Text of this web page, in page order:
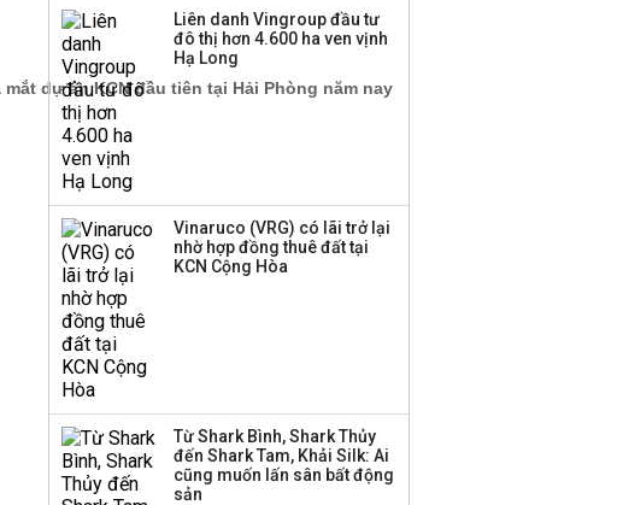
Sau nhịp điều chỉnh
mạnh, CTCK nhìn thấy
cơ hội ở nhóm cổ phiếu
nào?
thanh lý toàn bộ cửa
hàng
Công ty 100 tỷ của
Huấn Hoa Hồng bỗng
dưng ‘biến mất’, một
Liên danh Vingroup đầu tư
đô thị hơn 4.600 ha ven vịnh
Hạ Long
Vinaruco (VRG) có lãi trở lại
nhờ hợp đồng thuê đất tại
KCN Cộng Hòa
Từ Shark Bình, Shark Thủy
đến Shark Tam, Khải Silk: Ai
cũng muốn lấn sân bất động
sản